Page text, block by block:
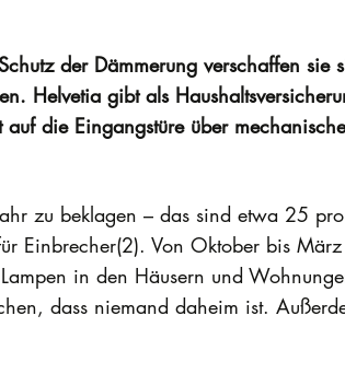
der Dämmerung verschaffen sie
Helvetia gibt als
die Eingangstüre über
zu beklagen – das sind etwa 25
Einbrecher(2). Von Oktober bis
in den Häusern und
dass niemand daheim ist.